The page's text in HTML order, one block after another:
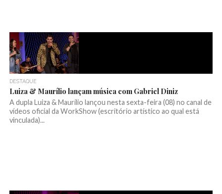
DESTAQUE
Luiza & Maurílio lançam música com Gabriel Diniz
A dupla Luiza & Maurílio lançou nesta sexta-feira (08) no canal de
vídeos oficial da WorkShow (escritório artístico ao qual está
vinculada)...